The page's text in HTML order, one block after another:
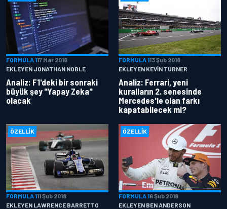
FORMULA 117 Mar 2018
EKLEYEN JONATHAN NOBLE
Analiz: F1'deki bir sonraki
büyük şey "Yapay Zeka"
olacak
FORMULA 113 Şub 2018
EKLEYEN KEVIN TURNER
Analiz: Ferrari, yeni
kuralların 2. senesinde
Mercedes'le olan farkı
kapatabilecek mi?
ÖZELLIK
FORMULA 111 Şub 2018
EKLEYEN LAWRENCE BARRETTO
ÖZELLIK
FORMULA 16 Şub 2018
EKLEYEN BEN ANDERSON